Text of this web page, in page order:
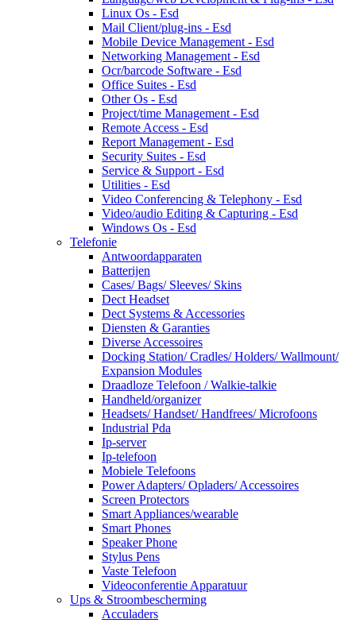
Linux Os - Esd
Mail Client/plug-ins - Esd
Mobile Device Management - Esd
Networking Management - Esd
Ocr/barcode Software - Esd
Office Suites - Esd
Other Os - Esd
Project/time Management - Esd
Remote Access - Esd
Report Management - Esd
Security Suites - Esd
Service & Support - Esd
Utilities - Esd
Video Conferencing & Telephony - Esd
Video/audio Editing & Capturing - Esd
Windows Os - Esd
Telefonie
Antwoordapparaten
Batterijen
Cases/ Bags/ Sleeves/ Skins
Dect Headset
Dect Systems & Accessories
Diensten & Garanties
Diverse Accessoires
Docking Station/ Cradles/ Holders/ Wallmount/
Expansion Modules
Draadloze Telefoon / Walkie-talkie
Handheld/organizer
Headsets/ Handset/ Handfrees/ Microfoons
Industrial Pda
Ip-server
Ip-telefoon
Mobiele Telefoons
Power Adapters/ Opladers/ Accessoires
Screen Protectors
Smart Appliances/wearable
Smart Phones
Speaker Phone
Stylus Pens
Vaste Telefoon
Videoconferentie Apparatuur
Ups & Stroombescherming
Acculaders